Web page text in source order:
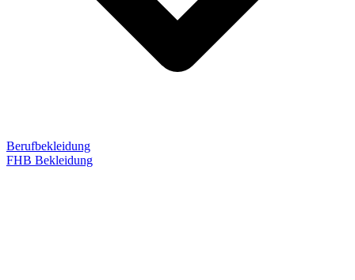
Berufbekleidung
FHB Bekleidung